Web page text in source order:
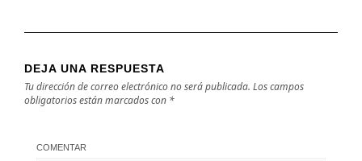
DEJA UNA RESPUESTA
Tu dirección de correo electrónico no será publicada. Los campos
obligatorios están marcados con *
COMENTAR